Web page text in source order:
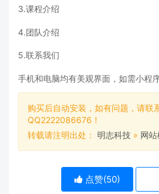
3.课程介绍
4.团队介绍
5.联系我们
手机和电脑均有美观界面，如需小程
购买后自动安装，如有问题，请联
QQ2222086676！
转载请注明出处： 明志科技 » 网
点赞(50)